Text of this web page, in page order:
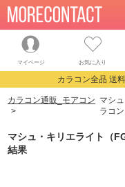
マイページ お気に入り
カラコン全品 送
カラコン通販_モアコン マシ
ラコン
マシュ・キリエライト（
結果